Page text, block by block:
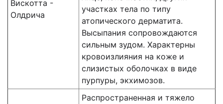
Вискотта -
Олдрича
участках тела по типу
атопического дерматита.
Высыпания сопровождаются
сильным зудом. Характерны
кровоизлияния на коже и
слизистых оболочках в виде
пурпуры, экхимозов.
Распространенная и тяжело